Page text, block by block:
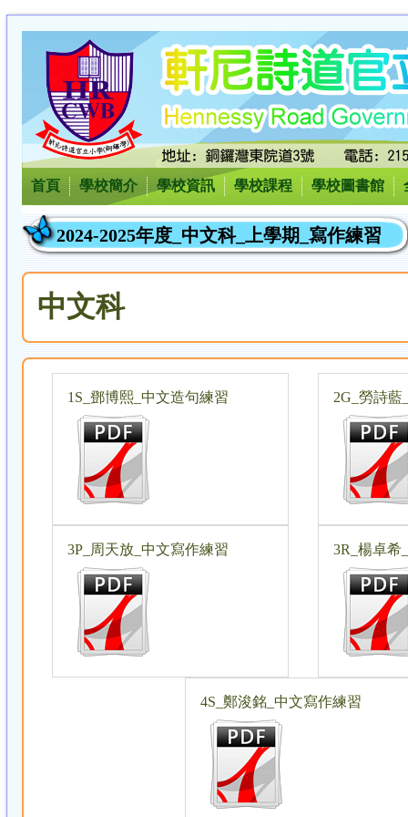
首頁 學校簡介 學校資訊 學校課程 學校圖書館
2024-2025年度_中文科_上學期_寫作練習
中文科
1S_鄧博熙_中文造句練習 2G_勞詩藍
3P_周天放_中文寫作練習 3R_楊卓希
4S_鄭浚銘_中文寫作練習